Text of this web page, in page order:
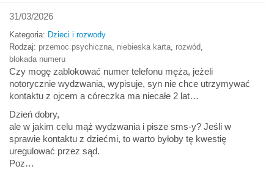
31/03/2026
Kategoria: Dzieci i rozwody
Rodzaj: przemoc psychiczna niebieska karta rozwód
blokada numeru
Czy mogę zablokować numer telefonu męża, jeżeli
notorycznie wydzwania, wypisuje, syn nie chce utrzymywać
kontaktu z ojcem a córeczka ma niecałe 2 lat…
Dzień dobry,
ale w jakim celu mąż wydzwania i pisze sms-y? Jeśli w
sprawie kontaktu z dziećmi, to warto byłoby tę kwestię
uregulować przez sąd.
Poz…